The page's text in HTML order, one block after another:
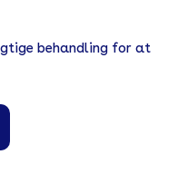
behandling for at